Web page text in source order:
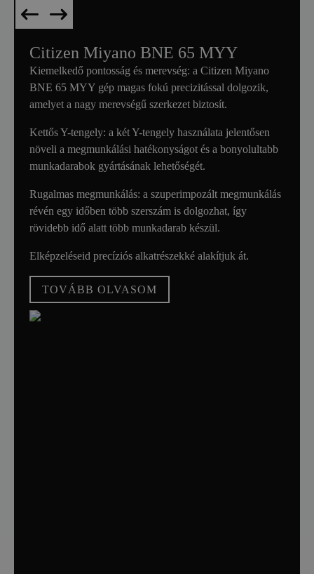
Citizen Miyano BNE 65 MYY
Kiemelkedő pontosság és merevség: a Citizen Miyano
BNE 65 MYY gép magas fokú precizitással dolgozik,
amelyet a nagy merevségű szerkezet biztosít.
Kettős Y-tengely: a két Y-tengely használata jelentősen
növeli a megmunkálási hatékonyságot és a bonyolultabb
munkadarabok gyártásának lehetőségét.
Rugalmas megmunkálás: a szuperimpozált megmunkálás
révén egy időben több szerszám is dolgozhat, így
rövidebb idő alatt több munkadarab készül.
Elképzeléseid precíziós alkatrészekké alakítjuk át.
TOVÁBB OLVASOM